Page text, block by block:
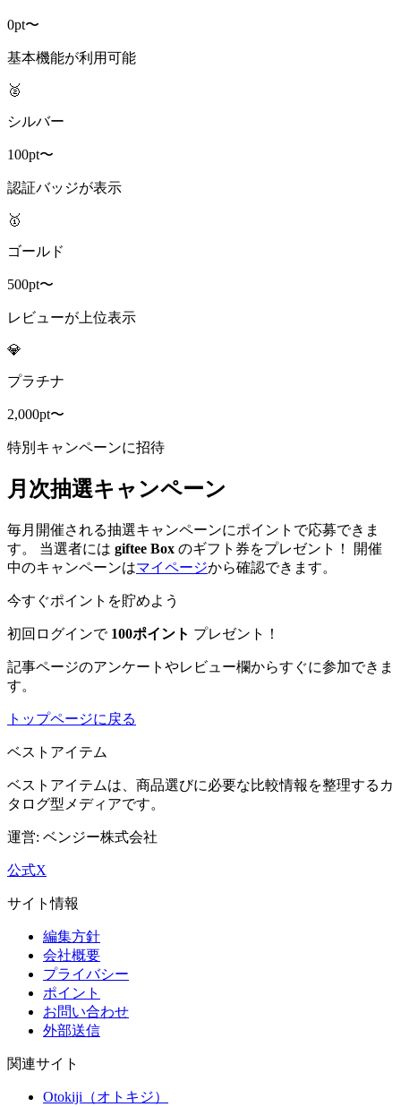
0pt〜
基本機能が利用可能
🥈
シルバー
100pt〜
認証バッジが表示
🥇
ゴールド
500pt〜
レビューが上位表示
💎
プラチナ
2,000pt〜
特別キャンペーンに招待
月次抽選キャンペーン
毎月開催される抽選キャンペーンにポイントで応募できま
す。 当選者には giftee Box のギフト券をプレゼント！ 開催
中のキャンペーンはマイページから確認できます。
今すぐポイントを貯めよう
初回ログインで 100ポイント プレゼント！
記事ページのアンケートやレビュー欄からすぐに参加できま
す。
トップページに戻る
ベストアイテム
ベストアイテムは、商品選びに必要な比較情報を整理するカ
タログ型メディアです。
運営: ベンジー株式会社
公式X
サイト情報
編集方針
会社概要
プライバシー
ポイント
お問い合わせ
外部送信
関連サイト
Otokiji（オトキジ）